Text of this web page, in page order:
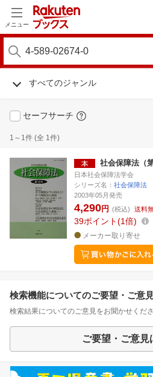
メニュー
すべてのジャンル
セーフサーチ
1～1件 (全 1件)
社会保障法（
日本社会保障法学会
シリーズ名： 社会保障法
2003年05月発売
4,290円 (税込) 送料
39ポイント 1倍
メーカー取り寄せ
検索機能についてのご要望・ご意
検索結果についてのご意見をお聞かせくださ
ご要望・ご意見